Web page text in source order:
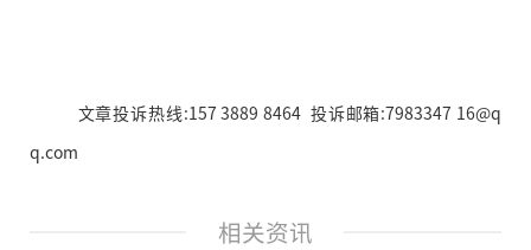
文章投诉热线:157 3889 8464 投诉邮箱:7983347 16@q
q.com
相关资讯